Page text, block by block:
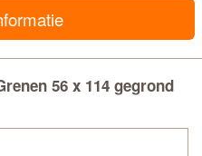
56 x 114 gegrond